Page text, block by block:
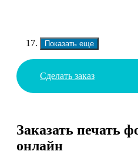
Показать еще
Сделать заказ
Заказать печать
онлайн